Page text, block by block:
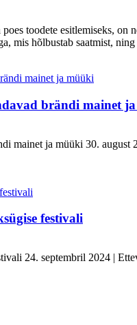
toodete esitlemiseks,
mis hõlbustab saatmist,
brändi mainet
mainet ja müüki 30.
festivali
24. septembril 2024 |